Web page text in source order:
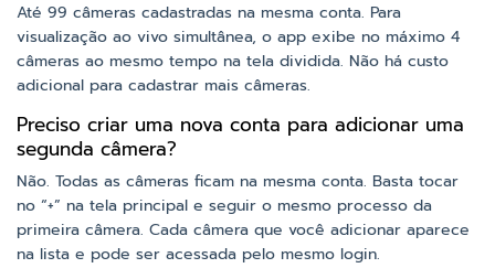
Até 99 câmeras cadastradas na mesma conta. Para
visualização ao vivo simultânea, o app exibe no máximo 4
câmeras ao mesmo tempo na tela dividida. Não há custo
adicional para cadastrar mais câmeras.
Preciso criar uma nova conta para adicionar uma
segunda câmera?
Não. Todas as câmeras ficam na mesma conta. Basta tocar
no “+” na tela principal e seguir o mesmo processo da
primeira câmera. Cada câmera que você adicionar aparece
na lista e pode ser acessada pelo mesmo login.